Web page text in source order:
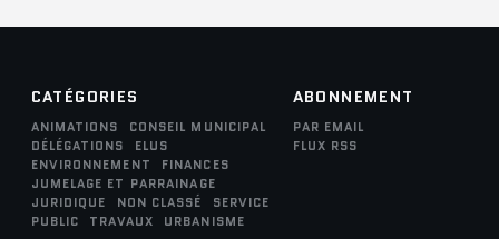
CATÉGORIES
ANIMATIONS
CONSEIL MUNICIPAL
DÉLÉGATIONS
ELUS
ENVIRONNEMENT
FINANCES
JUMELAGE ET PARRAINAGE
JURIDIQUE
NON CLASSÉ
SERVICE
PUBLIC
TRAVAUX URBANISME
ABONNEMENT
PAR EMAIL
FLUX RSS